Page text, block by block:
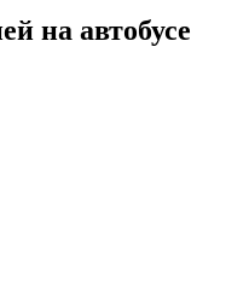
на автобусе